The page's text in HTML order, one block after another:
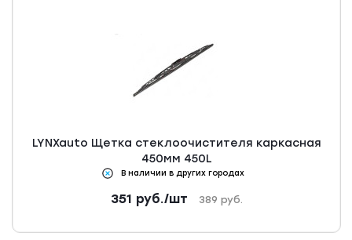
LYNXauto Щетка стеклоочистителя каркасная
450мм 450L
В наличии в других городах
351 руб./шт 389 руб.